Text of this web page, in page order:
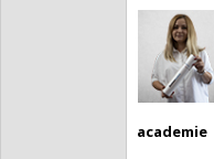
academie